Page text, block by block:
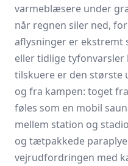
varmeblæsere under
når regnen siler ned,
aflysninger er ekstremt
eller tidlige
tilskuere er den
og fra kampen: toget
føles som en mobil
mellem station og
og tætpakkede
vejrudfordringen med